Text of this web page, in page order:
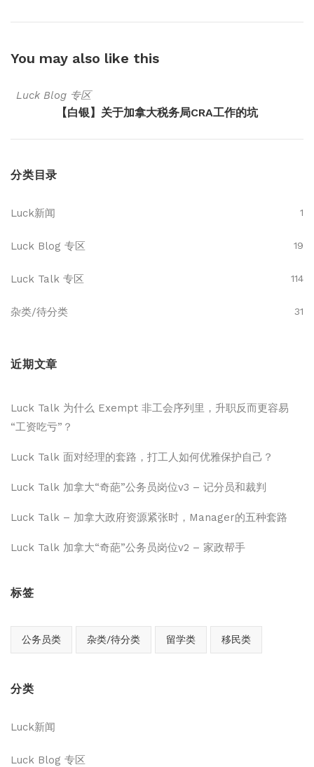
You may also like this
Luck Blog 专区
【白银】关于加拿大税务局CRA工作的坑
分类目录
Luck新闻 1
Luck Blog 专区 19
Luck Talk 专区 114
杂类/待分类 31
近期文章
Luck Talk 为什么 Exempt 非工会序列里，升职反而更容易
“工资吃亏”？
Luck Talk 面对经理的套路，打工人如何优雅保护自己？
Luck Talk 加拿大“奇葩”公务员岗位v3 – 记分员和裁判
Luck Talk – 加拿大政府资源紧张时，Manager的五种套路
Luck Talk 加拿大“奇葩”公务员岗位v2 – 家政帮手
标签
公务员类 杂类/待分类 留学类 移民类
分类
Luck新闻
Luck Blog 专区